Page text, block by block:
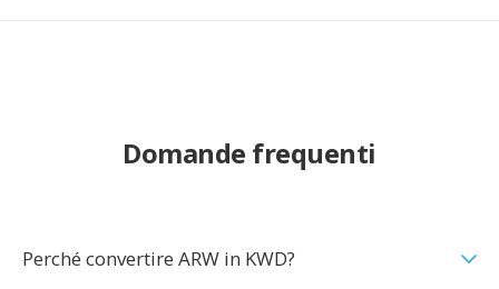
Domande frequenti
Perché convertire ARW in KWD?